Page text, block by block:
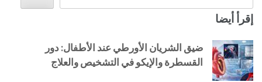
إقرأ أيضا
ضيق الشريان الأورطي عند الأطفال: دور
القسطرة والإيكو في التشخيص والعلاج